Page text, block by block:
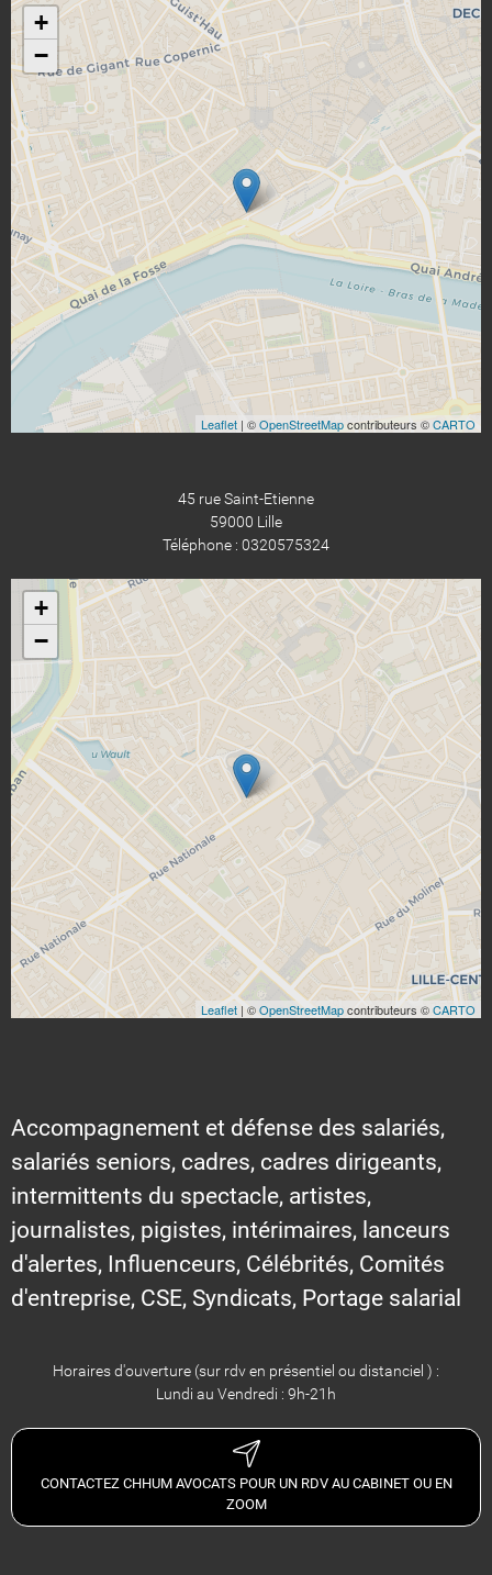
+
−
Leaflet | ©OpenStreetMapcontributeurs ©CARTO
45 rue Saint-Etienne
59000 Lille
Téléphone : 0320575324
+
−
Leaflet | ©OpenStreetMapcontributeurs ©CARTO
Accompagnement et défense des salariés,
salariés seniors, cadres, cadres dirigeants,
intermittents du spectacle, artistes,
journalistes, pigistes, intérimaires, lanceurs
d'alertes, Influenceurs, Célébrités, Comités
d'entreprise, CSE, Syndicats, Portage salarial
Horaires d'ouverture (sur rdv en présentiel ou distanciel ) :
Lundi au Vendredi : 9h-21h
CONTACTEZ CHHUM AVOCATS POUR UN RDV AU CABINET OU EN
ZOOM